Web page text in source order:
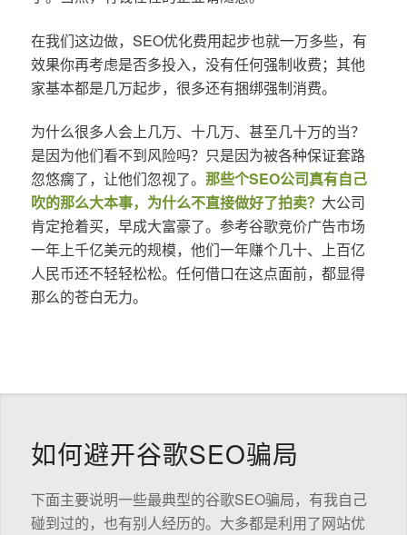
在我们这边做，SEO优化费用起步也就一万多些，有
效果你再考虑是否多投入，没有任何强制收费；其他
家基本都是几万起步，很多还有捆绑强制消费。
为什么很多人会上几万、十几万、甚至几十万的当？
是因为他们看不到风险吗？只是因为被各种保证套路
忽悠瘸了，让他们忽视了。 那些个SEO公司真有自己
吹的那么大本事，为什么不直接做好了拍卖？ 大公司
肯定抢着买，早成大富豪了。参考谷歌竞价广告市场
一年上千亿美元的规模，他们一年赚个几十、上百亿
人民币还不轻轻松松。任何借口在这点面前，都显得
那么的苍白无力。
如何避开谷歌SEO骗局
下面主要说明一些最典型的谷歌SEO骗局，有我自己
碰到过的，也有别人经历的。大多都是利用了网站优